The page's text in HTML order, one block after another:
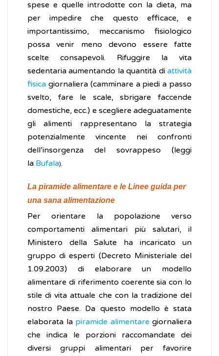
spese e quelle introdotte con la dieta, ma
per impedire che questo efficace, e
importantissimo, meccanismo fisiologico
possa venir meno devono essere fatte
scelte consapevoli. Rifuggire la vita
sedentaria aumentando la quantità di attività
fisica giornaliera (camminare a piedi a passo
svelto, fare le scale, sbrigare faccende
domestiche, ecc.) e scegliere adeguatamente
gli alimenti rappresentano la strategia
potenzialmente vincente nei confronti
dell’insorgenza del sovrappeso (leggi
la Bufala).
La piramide alimentare e le Linee guida per
una sana alimentazione
Per orientare la popolazione verso
comportamenti alimentari più salutari, il
Ministero della Salute ha incaricato un
gruppo di esperti (Decreto Ministeriale del
1.09.2003) di elaborare un modello
alimentare di riferimento coerente sia con lo
stile di vita attuale che con la tradizione del
nostro Paese. Da questo modello è stata
elaborata la piramide alimentare giornaliera
che indica le porzioni raccomandate dei
diversi gruppi alimentari per favorire